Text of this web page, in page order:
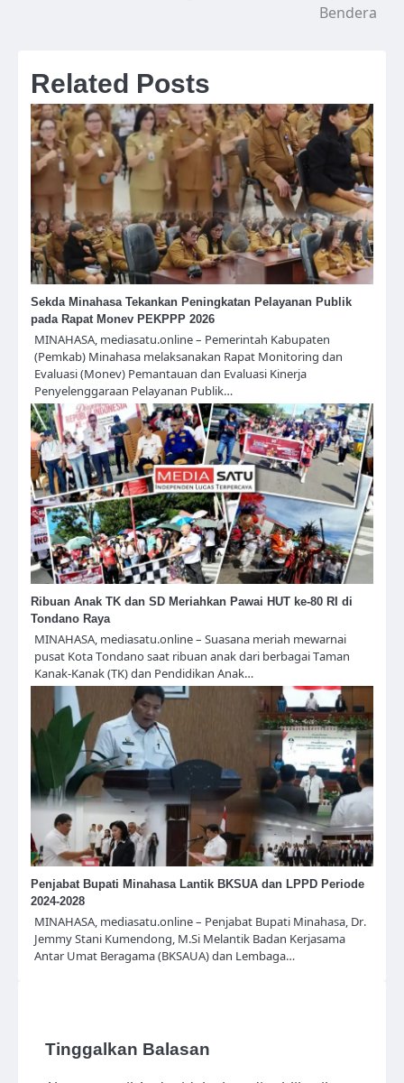
Bendera
Related Posts
Sekda Minahasa Tekankan Peningkatan Pelayanan Publik
pada Rapat Monev PEKPPP 2026
MINAHASA, mediasatu.online – Pemerintah Kabupaten
(Pemkab) Minahasa melaksanakan Rapat Monitoring dan
Evaluasi (Monev) Pemantauan dan Evaluasi Kinerja
Penyelenggaraan Pelayanan Publik…
Ribuan Anak TK dan SD Meriahkan Pawai HUT ke-80 RI di
Tondano Raya
MINAHASA, mediasatu.online – Suasana meriah mewarnai
pusat Kota Tondano saat ribuan anak dari berbagai Taman
Kanak-Kanak (TK) dan Pendidikan Anak…
Penjabat Bupati Minahasa Lantik BKSUA dan LPPD Periode
2024-2028
MINAHASA, mediasatu.online – Penjabat Bupati Minahasa, Dr.
Jemmy Stani Kumendong, M.Si Melantik Badan Kerjasama
Antar Umat Beragama (BKSAUA) dan Lembaga…
Tinggalkan Balasan